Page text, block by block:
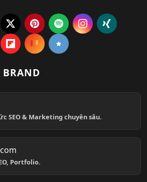
SEO & Marketing chuyên sâu.
Portfolio.